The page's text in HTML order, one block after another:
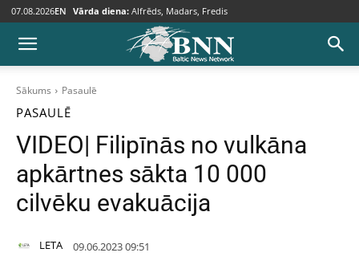
07.08.2026EN Vārda diena: Alfrēds, Madars, Fredis
Sākums Pasaulē
PASAULĒ
VIDEO| Filipīnās no vulkāna
apkārtnes sākta 10 000
cilvēku evakuācija
LETA 09.06.2023 09:51